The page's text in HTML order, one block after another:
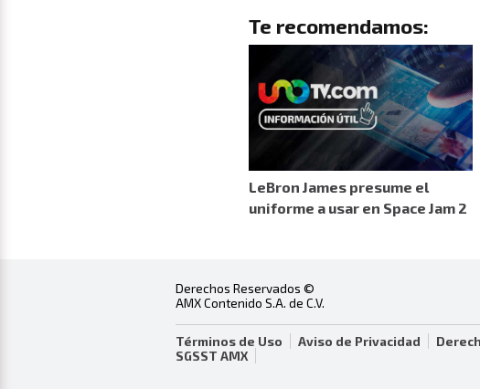
Te recomendamos:
LeBron James presume el
uniforme a usar en Space Jam 2
Derechos Reservados ©
AMX Contenido S.A. de C.V.
Términos de Uso Aviso de Privacidad
SGSST AMX